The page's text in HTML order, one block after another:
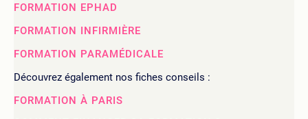
FORMATION EPHAD
FORMATION INFIRMIÈRE
FORMATION PARAMÉDICALE
Découvrez également nos fiches conseils :
FORMATION À PARIS